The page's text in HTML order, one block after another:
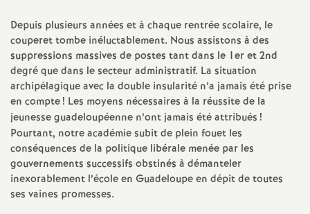
t
i
o
n
a
Depuis plusieurs années et à chaque rentrée scolaire, le
couperet tombe inéluctablement. Nous assistons à des
suppressions massives de postes tant dans le 1er et 2nd
degré que dans le secteur administratif. La situation
archipélagique avec la double insularité n’a jamais été prise
en compte! Les moyens nécessaires à la réussite de la
jeunesse guadeloupéenne n’ont jamais été attribués !
Pourtant, notre académie subit de plein fouet les
conséquences de la politique libérale menée par les
gouvernements successifs obstinés à démanteler
inexorablement l’école en Guadeloupe en dépit de toutes
ses vaines promesses.